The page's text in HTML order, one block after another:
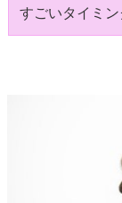
すごいタイミン